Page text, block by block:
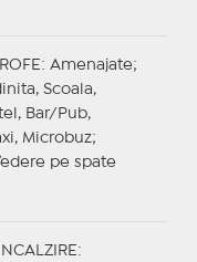
: Amenajate;
Scoala,
Bar/Pub,
Microbuz;
pe spate
INCALZIRE :